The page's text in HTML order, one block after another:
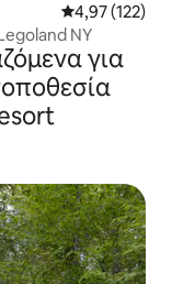
Μέση
4,97 (122)
NY
για